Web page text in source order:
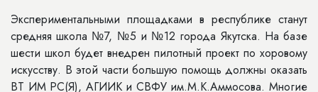
Экспериментальными площадками в республике станут
средняя школа №7, №5 и №12 города Якутска. На базе
шести школ будет внедрен пилотный проект по хоровому
искусству. В этой части большую помощь должны оказать
ВТ ИМ РС(Я), АГИИК и СВФУ им.М.К.Аммосова. Многие